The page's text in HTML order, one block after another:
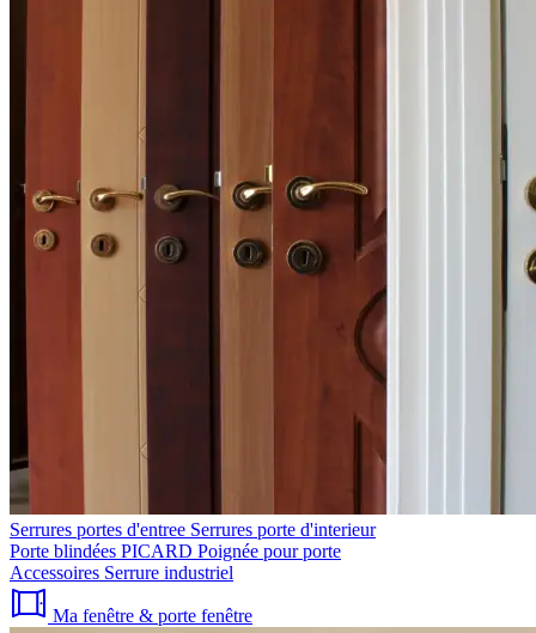
Serrures portes d'entree Serrures porte d'interieur
Porte blindées PICARD Poignée pour porte
Accessoires Serrure industriel
Ma fenêtre & porte fenêtre